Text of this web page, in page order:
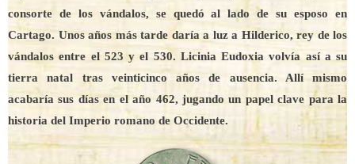
consorte de los vándalos, se quedó al lado de su esposo en
Cartago. Unos años más tarde daría a luz a Hilderico, rey de los
vándalos entre el 523 y el 530. Licinia Eudoxia volvía así a su
tierra natal tras veinticinco años de ausencia. Allí mismo
acabaría sus días en el año 462, jugando un papel clave para la
historia del Imperio romano de Occidente.